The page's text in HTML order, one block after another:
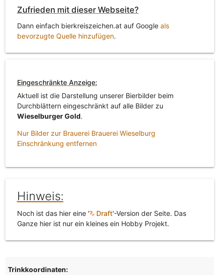
Zufrieden mit dieser Webseite?
Dann einfach bierkreiszeichen.at auf Google als
bevorzugte Quelle hinzufügen.
Eingeschränkte Anzeige:
Aktuell ist die Darstellung unserer Bierbilder beim
Durchblättern eingeschränkt auf alle Bilder zu
Wieselburger Gold.
Nur Bilder zur Brauerei Brauerei Wieselburg
Einschränkung entfernen
Hinweis:
Noch ist das hier eine ' Draft'-Version der Seite. Das
Ganze hier ist nur ein kleines ein Hobby Projekt.
Trinkkoordinaten: